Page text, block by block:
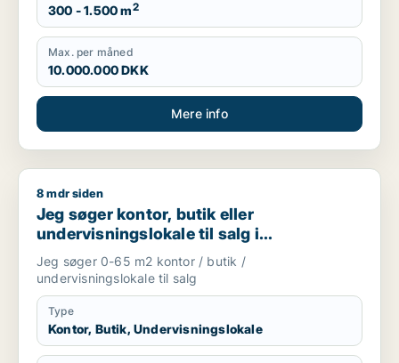
300 - 1.500 m2
Max. per måned
10.000.000 DKK
Mere info
Jeg søger kontor, butik eller undervisningslokale til salg i
8 mdr siden
Jeg søger kontor, butik eller
undervisningslokale til salg i
Storkøbenhavn, Nordsjælland eller Fyn
m.fl.
Jeg søger 0-65 m2 kontor / butik /
undervisningslokale til salg
Type
Kontor, Butik, Undervisningslokale